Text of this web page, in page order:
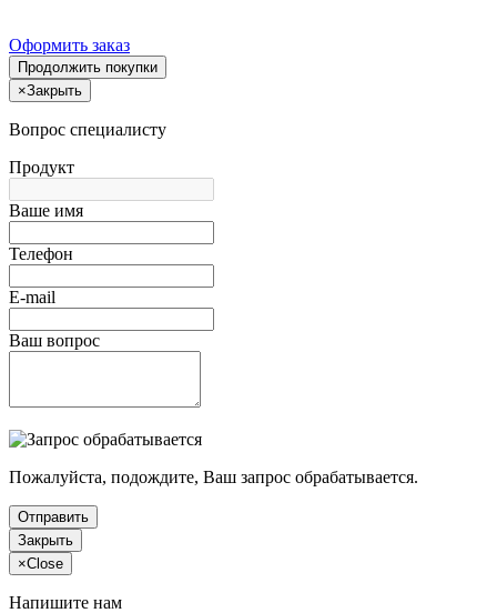
Оформить заказ
Продолжить покупки
×Закрыть
Вопрос специалисту
Продукт
Ваше имя
Телефон
E-mail
Ваш вопрос
Пожалуйста, подождите, Ваш запрос обрабатывается.
Отправить
Закрыть
×Close
Напишите нам